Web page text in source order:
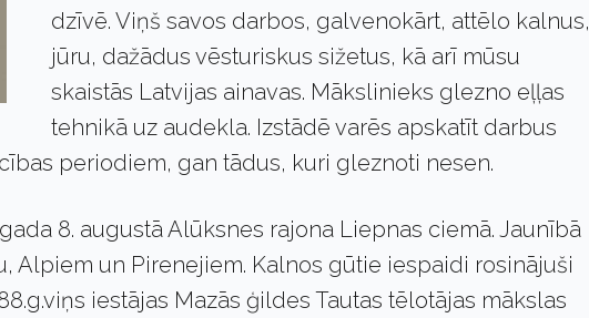
dzīvē. Viņš savos darbos, galvenokārt, attēlo kalnus,
jūru, dažādus vēsturiskus sižetus, kā arī mūsu
skaistās Latvijas ainavas. Mākslinieks glezno eļļas
tehnikā uz audekla. Izstādē varēs apskatīt darbus
periodiem, gan tādus, kuri gleznoti nesen.
8. augustā Alūksnes rajona Liepnas ciemā. Jaunībā
Alpiem un Pirenejiem. Kalnos gūtie iespaidi rosinājuši
iestājas Mazās ģildes Tautas tēlotājas mākslas